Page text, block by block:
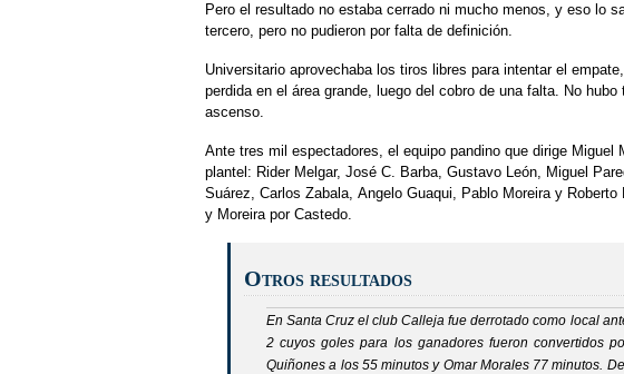
Pero el resultado no estaba cerrado ni mucho menos, y eso lo
tercero, pero no pudieron por falta de definición.
Universitario aprovechaba los tiros libres para intentar el
perdida en el área grande, luego del cobro de una falta. No
ascenso.
Ante tres mil espectadores, el equipo pandino que dirige Miguel
plantel: Rider Melgar, José C. Barba, Gustavo León, Miguel
Suárez, Carlos Zabala, Angelo Guaqui, Pablo Moreira y
y Moreira por Castedo.
Otros resultados
En Santa Cruz el club Calleja fue derrotado como local
2 cuyos goles para los ganadores fueron convertidos
Quiñones a los 55 minutos y Omar Morales 77 minutos.